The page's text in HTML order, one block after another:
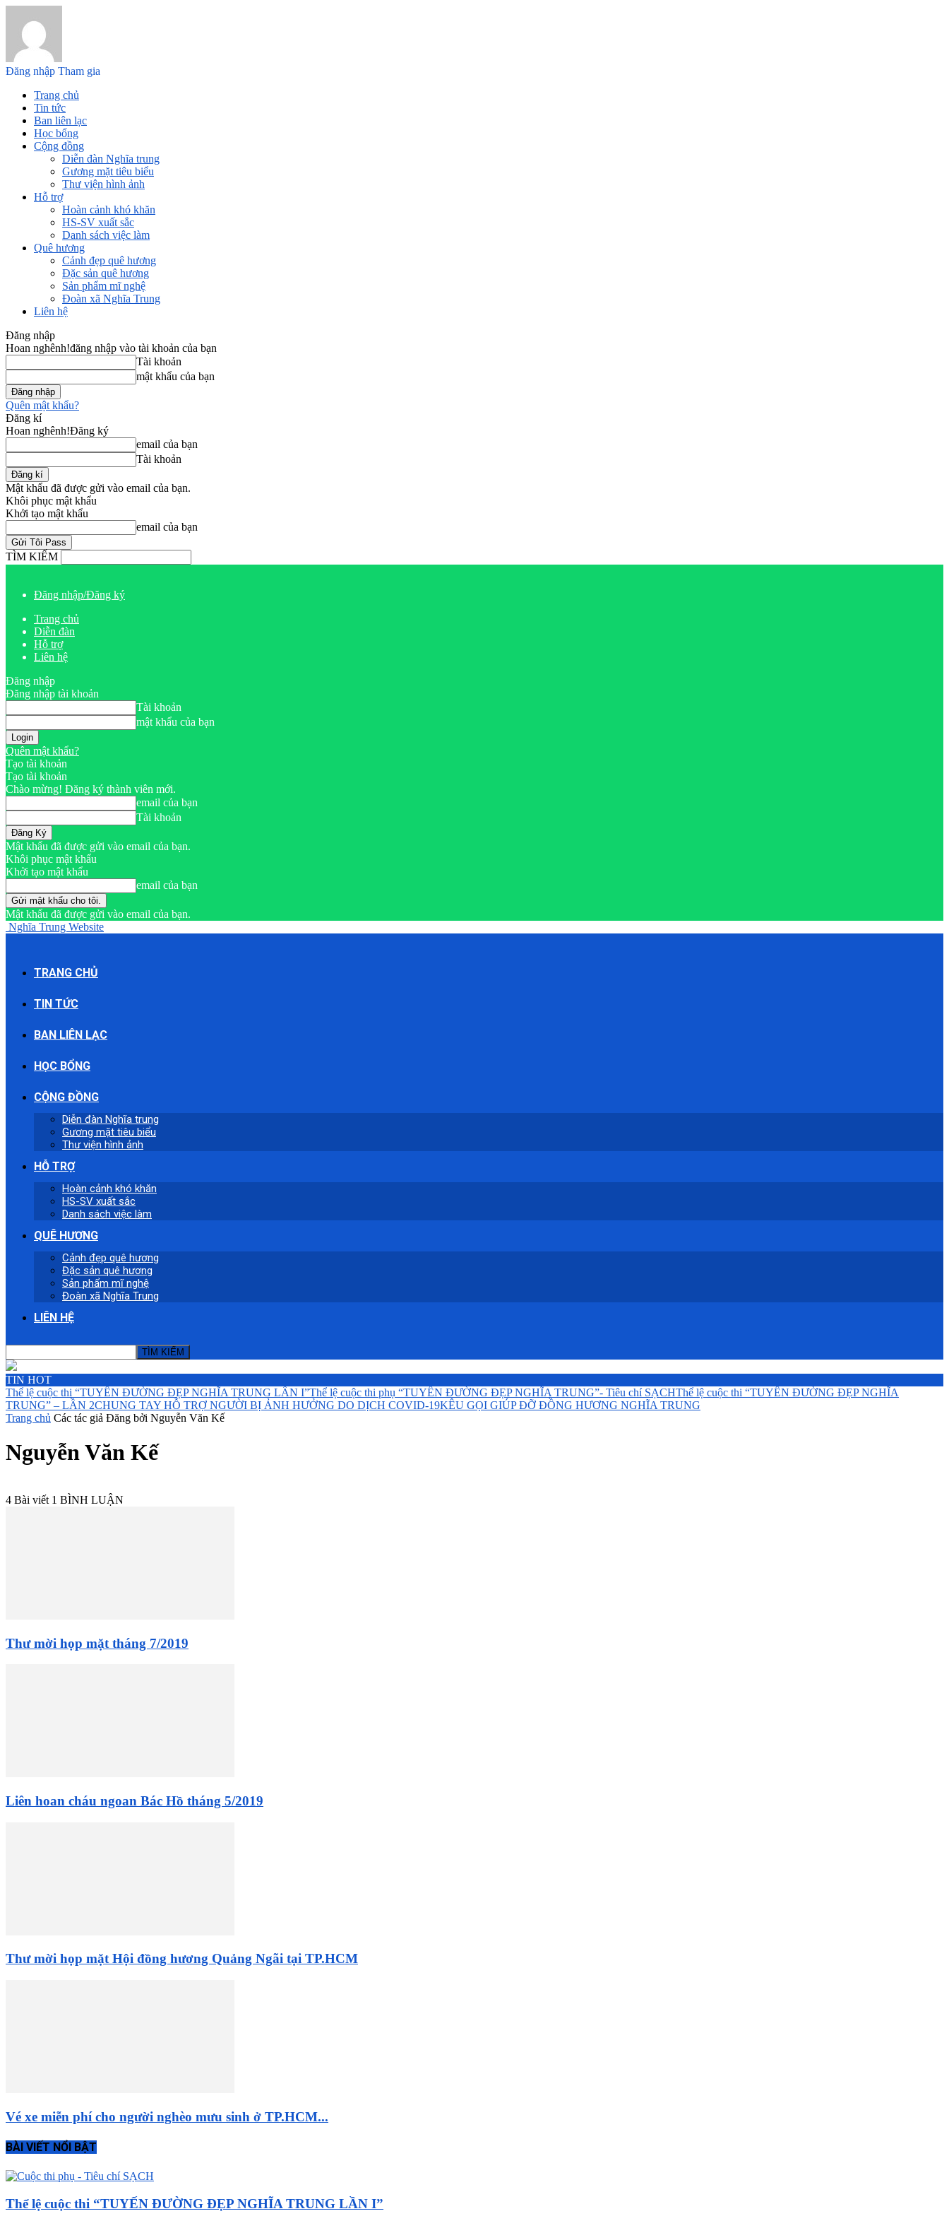
Đăng nhập Tham gia
Trang chủ
Tin tức
Ban liên lạc
Học bổng
Cộng đồng
Diễn đàn Nghĩa trung
Gương mặt tiêu biểu
Thư viện hình ảnh
Hỗ trợ
Hoàn cảnh khó khăn
HS-SV xuất sắc
Danh sách việc làm
Quê hương
Cảnh đẹp quê hương
Đặc sản quê hương
Sản phẩm mĩ nghệ
Đoàn xã Nghĩa Trung
Liên hệ
Đăng nhập
Hoan nghênh!đăng nhập vào tài khoản của bạn
Tài khoản
mật khẩu của bạn
Quên mật khẩu?
Đăng kí
Hoan nghênh!Đăng ký
email của bạn
Tài khoản
Mật khẩu đã được gửi vào email của bạn.
Khôi phục mật khẩu
Khởi tạo mật khẩu
email của bạn
TÌM KIẾM
Đăng nhập/Đăng ký
Trang chủ
Diễn đàn
Hỗ trợ
Liên hệ
Đăng nhập
Đăng nhập tài khoản
Tài khoản
mật khẩu của bạn
Quên mật khẩu?
Tạo tài khoản
Tạo tài khoản
Chào mừng! Đăng ký thành viên mới.
email của bạn
Tài khoản
Mật khẩu đã được gửi vào email của bạn.
Khôi phục mật khẩu
Khởi tạo mật khẩu
email của bạn
Mật khẩu đã được gửi vào email của bạn.
Nghĩa Trung Website
TRANG CHỦ
TIN TỨC
BAN LIÊN LẠC
HỌC BỔNG
CỘNG ĐỒNG
Diễn đàn Nghĩa trung
Gương mặt tiêu biểu
Thư viện hình ảnh
HỖ TRỢ
Hoàn cảnh khó khăn
HS-SV xuất sắc
Danh sách việc làm
QUÊ HƯƠNG
Cảnh đẹp quê hương
Đặc sản quê hương
Sản phẩm mĩ nghệ
Đoàn xã Nghĩa Trung
LIÊN HỆ
TIN HOT
Thể lệ cuộc thi “TUYẾN ĐƯỜNG ĐẸP NGHĨA TRUNG LẦN I”Thể lệ cuộc thi phụ “TUYẾN ĐƯỜNG ĐẸP NGHĨA TRUNG”- Tiêu chí SẠCHThể lệ cuộc thi “TUYẾN ĐƯỜNG ĐẸP NGHĨA
TRUNG” – LẦN 2CHUNG TAY HỖ TRỢ NGƯỜI BỊ ẢNH HƯỞNG DO DỊCH COVID-19KÊU GỌI GIÚP ĐỠ ĐỒNG HƯƠNG NGHĨA TRUNG
Trang chủ Các tác giả Đăng bởi Nguyễn Văn Kế
Nguyễn Văn Kế
4 Bài viết 1 BÌNH LUẬN
Thư mời họp mặt tháng 7/2019
Liên hoan cháu ngoan Bác Hồ tháng 5/2019
Thư mời họp mặt Hội đồng hương Quảng Ngãi tại TP.HCM
Vé xe miễn phí cho người nghèo mưu sinh ở TP.HCM...
BÀI VIẾT NỔI BẬT
Thể lệ cuộc thi “TUYẾN ĐƯỜNG ĐẸP NGHĨA TRUNG LẦN I”